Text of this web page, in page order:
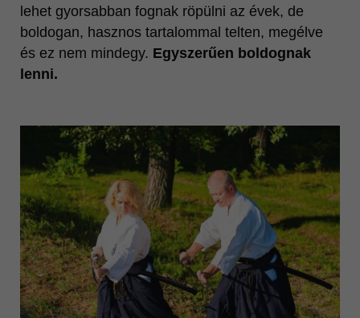
lehet gyorsabban fognak röpülni az évek, de
boldogan, hasznos tartalommal telten, megélve
és ez nem mindegy. Egyszerűen boldognak
lenni.